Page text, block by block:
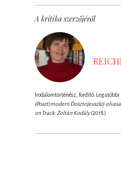
A kritika szerzőjéről
Irodalomtörténész, fordító. Legutóbbi
(Poszt)modern Dosztojevszkij-
on Track: Zoltán Kodály(2018).